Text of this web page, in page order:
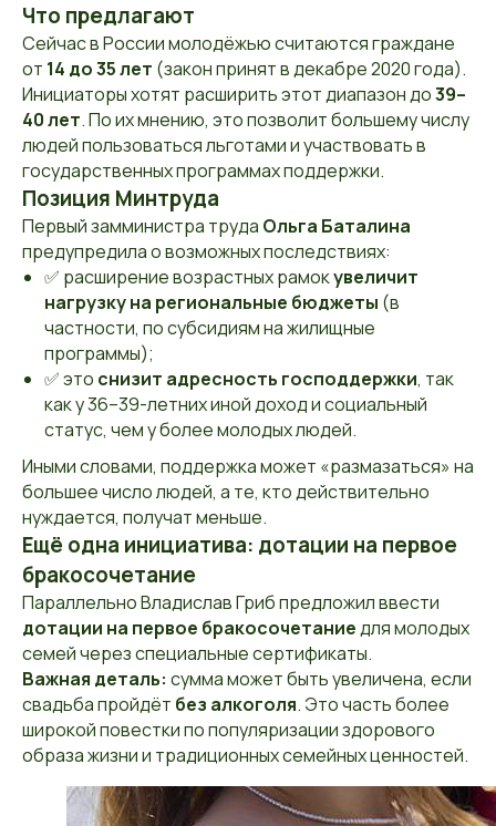
Что предлагают
Сейчас в России молодёжью считаются граждане
от 14 до 35 лет (закон принят в декабре 2020 года).
Инициаторы хотят расширить этот диапазон до39–
40 лет. По их мнению, это позволит большему числу
людей пользоваться льготами и участвовать в
государственных программах поддержки.
Позиция Минтруда
Первый замминистра труда Ольга Баталина
предупредила о возможных последствиях:
✅ расширение возрастных рамокувеличит
нагрузку на региональные бюджеты (в
частности, по субсидиям на жилищные
программы);
✅ это снизит адресность господдержки, так
как у 36–39-летних иной доход и социальный
статус, чем у более молодых людей.
Иными словами, поддержка может «размазаться» на
большее число людей, а те, кто действительно
нуждается, получат меньше.
Ещё одна инициатива: дотации на первое
бракосочетание
Параллельно Владислав Гриб предложил ввести
дотации на первое бракосочетаниедля молодых
семей через специальные сертификаты.
Важная деталь: сумма может быть увеличена, если
свадьба пройдёт без алкоголя. Это часть более
широкой повестки по популяризации здорового
образа жизни и традиционных семейных ценностей.